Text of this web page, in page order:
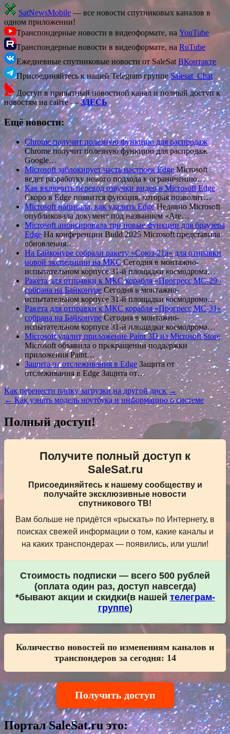
SatNewsMobile — все новости спутниковых каналов в
одном приложении!
Транспондерные новости в видеоформате, на YouTube
Транспондерные новости в видеоформате, на RuTube
Ежедневные спутниковые новости от SaleSat ВКонтакте
Присоединяйтесь к нашей Telegram группеSalesat_Chat
Доступ в приватный новостной канал и полный доступ к
новостям на сайте —ЗДЕСЬ
Ещё новости:
Chrome получит полезную функцию для распродаж
Chrome получит полезную функцию для распродаж
Google…
Microsoft заблокирует часть настроек EdgeMicrosoft
ведет разработку нового подхода к ограничению…
Как включить перевод озвучки видео в Microsoft Edge
Скоро в Edge появится функция, которая позволит…
Microsoft написала, как удалить EdgeНедавно Microsoft
опубликовала документ под названием «Are…
Microsoft анонсировала три новые функции для браузера
EdgeНа конференции Build 2025 Microsoft представила
обновления…
На Байконуре собрали ракету «Союз-21а» для отправки
новой экспедиции на МКССегодня в монтажно-
испытательном корпусе 31-й площадки космодрома…
Ракета для отправки к МКС корабля «Прогресс МС-29»
собрана на Байконуре Сегодня в монтажно-
испытательном корпусе 31-й площадки космодрома…
Ракета для отправки к МКС корабля «Прогресс МС-31»
собрана на БайконуреСегодня в монтажно-
испытательном корпусе 31-й площадки космодрома…
Microsoft удалит приложение Paint 3D из Microsoft Store
Microsoft объявила о прекращении поддержки
приложения Paint…
Защита от отслеживания в EdgeЗащита от
отслеживания в Edge Защита от…
Навигация
по
записям
Как перенести папку загрузки на другой диск →
← Как узнать модель ноутбука и информацию о системе
Полный доступ!
Получите полный доступ к
SaleSat.ru
Присоединяйтесь к нашему сообществу и
получайте эксклюзивные новости
спутникового ТВ!
Вам больше не придётся «рыскать» по Интернету, в
поисках свежей информации о том, какие каналы и
на каких транспондерах — появились, или ушли!
Стоимость подписки — всего 500 рублей
(оплата один раз, доступ навсегда)
*бывают акции и скидки(в нашей телеграм-
группе)
Количество новостей по изменениям каналов и
транспондеров за сегодня: 14
Получить доступ
Портал SaleSat.ru это: